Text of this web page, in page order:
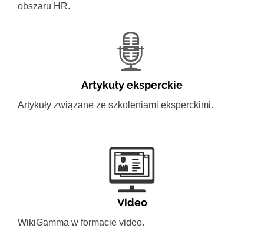
obszaru HR.
Artykuły eksperckie
Artykuły związane ze szkoleniami eksperckimi.
Video
WikiGamma w formacie video.